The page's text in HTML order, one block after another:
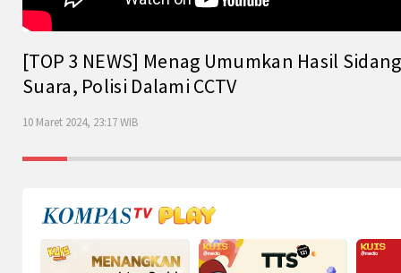
[TOP 3 NEWS] Menag Umumkan Hasil
Suara, Polisi Dalami CCTV
10 Maret 2024, 23:17 WIB